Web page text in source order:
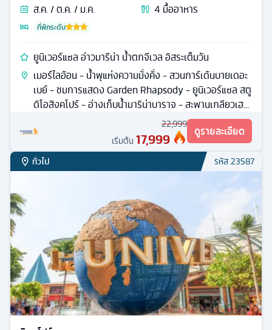
ส.ค. / ต.ค. / ม.ค.
4 มื้ออาหาร
ที่พักระดับ
ยูนิเวอร์แซล อ่าวมารีน่า น้ำตกจีเวล อิสระเต็มวัน
เมอร์ไลอ้อน - น้ำพุแห่งความมั่งคั่ง - สวนการ์เด้นบายเดอะ
เบย์ - ชมการแสดง Garden Rhapsody - ยูนิเวอร์แซล สตู
ดิโอสิงคโปร์ - อ่างเก็บน้ำมาริน่าบาราจ - สะพานเกลียวเฮ
22,999
เริ่มต้น 17,999 ดูรายละเอียด
ทั่วไป รหัส23587